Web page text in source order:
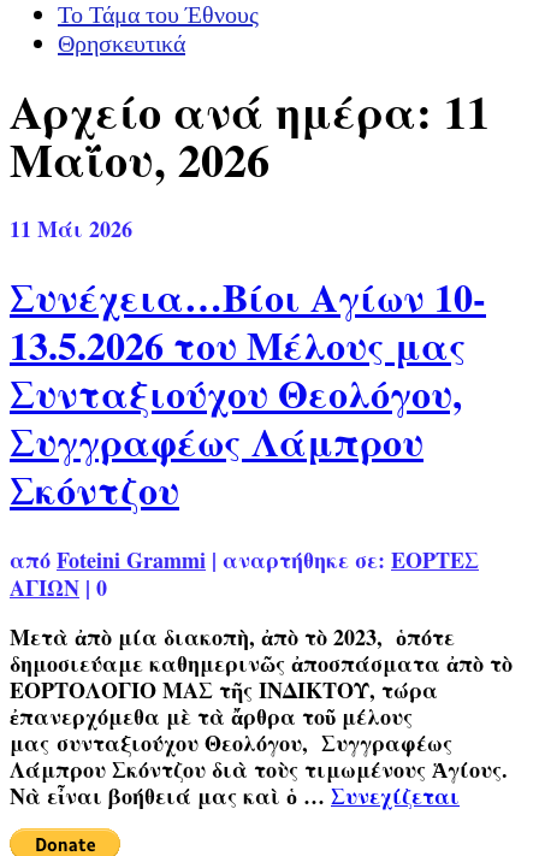
Το Τάμα του Έθνους
Θρησκευτικά
Αρχείο ανά ημέρα: 11
Μαΐου, 2026
11 Μάι 2026
Συνέχεια…Βίοι Αγίων 10-
13.5.2026 του Μέλους μας
Συνταξιούχου Θεολόγου,
Συγγραφέως Λάμπρου
Σκόντζου
απόFoteini Grammi | αναρτήθηκε σε: ΕΟΡΤΕΣ
ΑΓΙΩΝ | 0
Μετὰ ἀπὸ μία διακοπὴ, ἀπὸ τὸ 2023, ὁπότε
δημοσιεύαμε καθημερινῶς ἀποσπάσματα ἀπὸ τὸ
ΕΟΡΤΟΛΟΓΙΟ ΜΑΣ τῆς ΙΝΔΙΚΤΟΥ, τώρα
ἐπανερχόμεθα μὲ τὰ ἄρθρα τοῦ μέλους
μας συνταξιούχου Θεολόγου, Συγγραφέως
Λάμπρου Σκόντζου διὰ τοὺς τιμωμένους Ἁγίους.
Νὰ εἶναι βοήθειά μας καὶ ὁ … Συνεχίζεται